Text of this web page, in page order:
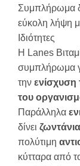
Συμπλήρωμα
εύκολη λήψη
Ιδιότητες
Η Lanes
συμπλήρωμα
την ενίσχυση
του
Παράλληλα
δίνει ζωντάνια
πολύτιμη
κύτταρα από